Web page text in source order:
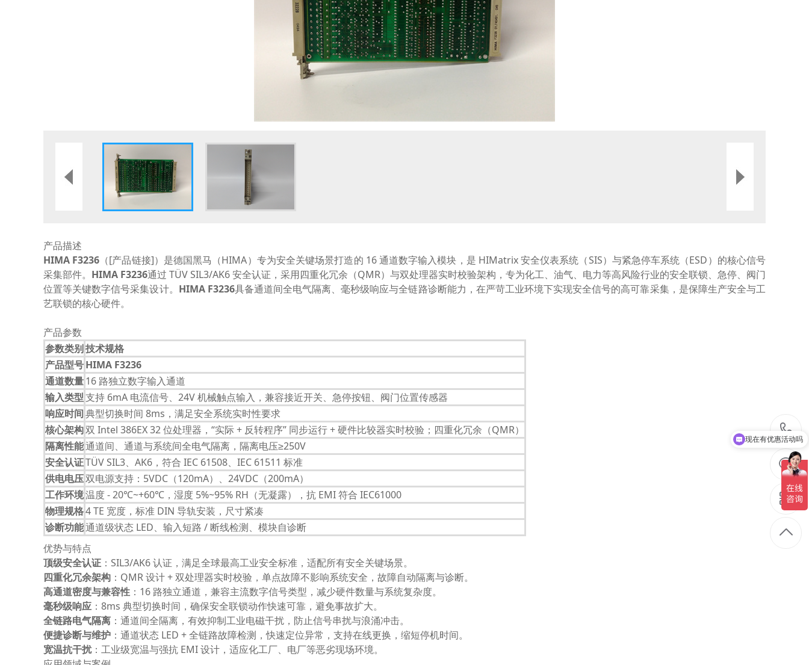
产品描述
HIMA F3236 （[产品链接]）是德国黑马（HIMA）专为安全关键场景打造的 16 通道数字输入模块，是 HIMatrix 安全仪表系统（SIS）与紧急停车系统（ESD）的核心信号
采集部件。 HIMA F3236通过 TÜV SIL3/AK6 安全认证，采用四重化冗余（QMR）与双处理器实时校验架构，专为化工、油气、电力等高风险行业的安全联锁、急停、阀门
位置等关键数字信号采集设计。 HIMA F3236具备通道间全电气隔离、毫秒级响应与全链路诊断能力，在严苛工业环境下实现安全信号的高可靠采集，是保障生产安全与工
艺联锁的核心硬件。
产品参数
参数类别技术规格
产品型号HIMA F3236
通道数量16 路独立数字输入通道
输入类型支持 6mA 电流信号、24V 机械触点输入，兼容接近开关、急停按钮、阀门位置传感器
响应时间典型切换时间 8ms，满足安全系统实时性要求
核心架构双 Intel 386EX 32 位处理器，“实际 + 反转程序” 同步运行 + 硬件比较器实时校验；四重化冗余（QMR）
隔离性能通道间、通道与系统间全电气隔离，隔离电压≥250V
安全认证TÜV SIL3、AK6，符合 IEC 61508、IEC 61511 标准
供电电压双电源支持：5VDC（120mA）、24VDC（200mA）
工作环境温度 - 20℃~+60℃，湿度 5%~95% RH（无凝露），抗 EMI 符合 IEC61000
物理规格4 TE 宽度，标准 DIN 导轨安装，尺寸紧凑
诊断功能通道级状态 LED、输入短路 / 断线检测、模块自诊断
优势与特点
顶级安全认证 ：SIL3/AK6 认证，满足全球最高工业安全标准，适配所有安全关键场景。
四重化冗余架构 ：QMR 设计 + 双处理器实时校验，单点故障不影响系统安全，故障自动隔离与诊断。
高通道密度与兼容性 ：16 路独立通道，兼容主流数字信号类型，减少硬件数量与系统复杂度。
毫秒级响应 ：8ms 典型切换时间，确保安全联锁动作快速可靠，避免事故扩大。
全链路电气隔离 ：通道间全隔离，有效抑制工业电磁干扰，防止信号串扰与浪涌冲击。
便捷诊断与维护 ：通道状态 LED + 全链路故障检测，快速定位异常，支持在线更换，缩短停机时间。
宽温抗干扰：工业级宽温与强抗 EMI 设计，适应化工厂、电厂等恶劣现场环境。
可以介绍下你们的产品么
现在有优惠活动吗